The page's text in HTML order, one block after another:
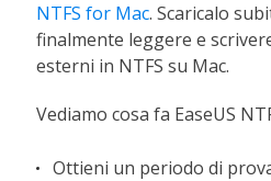
NTFS for Mac. Scaricalo
finalmente leggere e
esterni in NTFS su Mac.
Vediamo cosa fa EaseUS
Ottieni un periodo di